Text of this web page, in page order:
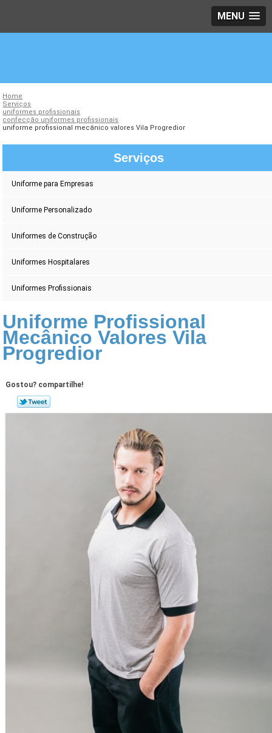
MENU
Home
Serviços
uniformes profissionais
confecção uniformes profissionais
uniforme profissional mecânico valores Vila Progredior
Serviços
Uniforme para Empresas
Uniforme Personalizado
Uniformes de Construção
Uniformes Hospitalares
Uniformes Profissionais
Uniforme Profissional
Mecânico Valores Vila
Progredior
Gostou? compartilhe!